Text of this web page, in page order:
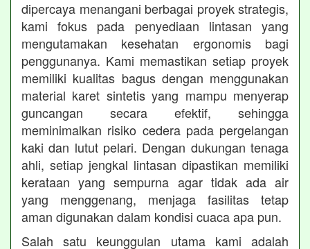
dipercaya menangani berbagai proyek strategis,
kami fokus pada penyediaan lintasan yang
mengutamakan kesehatan ergonomis bagi
penggunanya. Kami memastikan setiap proyek
memiliki kualitas bagus dengan menggunakan
material karet sintetis yang mampu menyerap
guncangan secara efektif, sehingga
meminimalkan risiko cedera pada pergelangan
kaki dan lutut pelari. Dengan dukungan tenaga
ahli, setiap jengkal lintasan dipastikan memiliki
kerataan yang sempurna agar tidak ada air
yang menggenang, menjaga fasilitas tetap
aman digunakan dalam kondisi cuaca apa pun.
Salah satu keunggulan utama kami adalah